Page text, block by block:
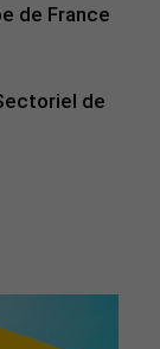
de France
de